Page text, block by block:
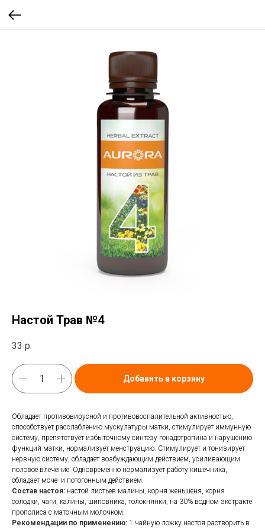
Настой Трав №4
33 р.
Добавить в корзину
Обладает противовирусной и противовоспалительной активностью,
способствует расслаблению мускулатуры матки, стимулирует иммунную
систему, препятствует избыточному синтезу гонадотропина и нарушению
функций матки, нормализует менструацию. Стимулирует и тонизирует
нервную систему, обладает возбуждающим действием, усиливающим
половое влечение. Одновременно нормализует работу кишечника,
обладает моче- и потогонным действием.
Состав настоя: настой листьев малины, корня женьшеня, корня
солодки, чаги, калины, шиповника, толокнянки, на 30% водном экстракте
прополиса с маточным молочком.
Рекомендации по применению: 1 чайную ложку настоя растворить в